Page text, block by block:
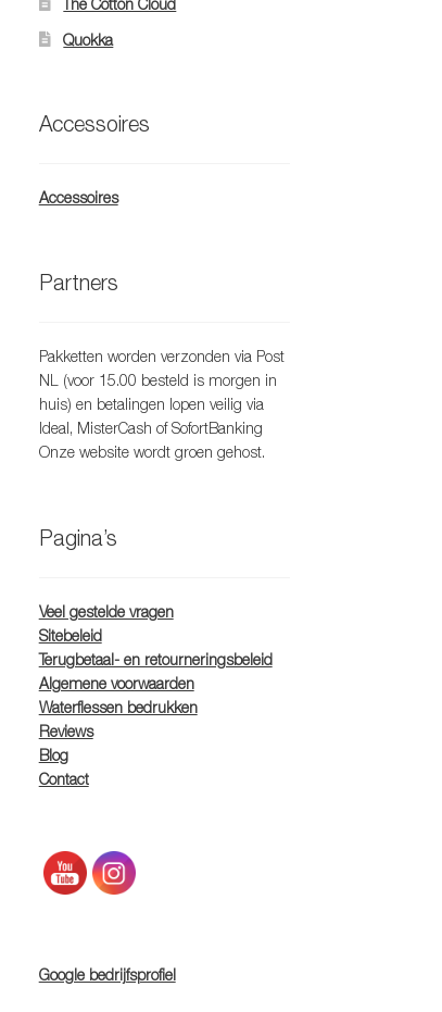
The Cotton Cloud
Quokka
Accessoires
Accessoires
Partners
Pakketten worden verzonden via Post
NL (voor 15.00 besteld is morgen in
huis) en betalingen lopen veilig via
Ideal, MisterCash of SofortBanking
Onze website wordt groen gehost.
Pagina’s
Veel gestelde vragen
Sitebeleid
Terugbetaal- en retourneringsbeleid
Algemene voorwaarden
Waterflessen bedrukken
Reviews
Blog
Contact
Google bedrijfsprofiel